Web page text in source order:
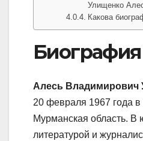
Улищенко
Какова
Биография
Алесь Владимирович
20 февраля 1967 года в
Мурманская область. В
литературой и